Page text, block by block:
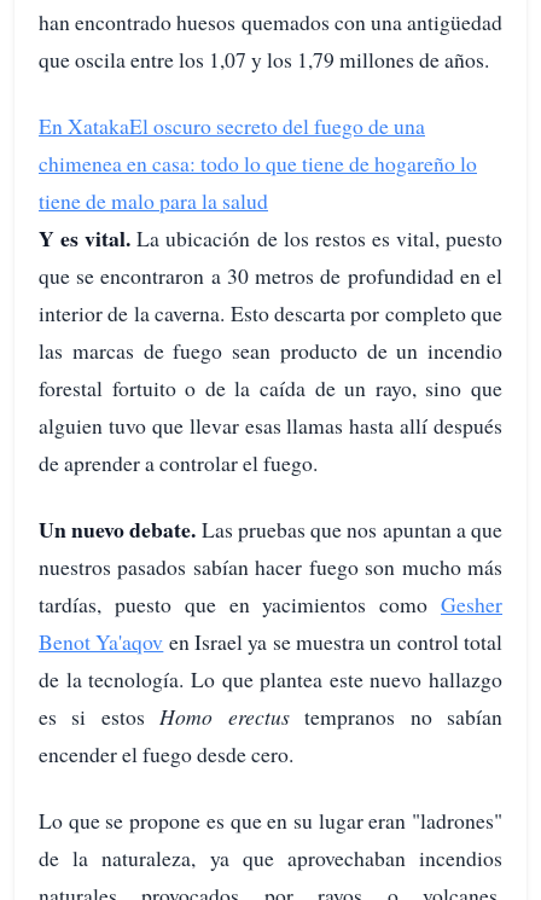
han encontrado huesos quemados con una antigüedad
que oscila entre los 1,07 y los 1,79 millones de años.
En XatakaEl oscuro secreto del fuego de una
chimenea en casa: todo lo que tiene de hogareño lo
tiene de malo para la salud
Y es vital.La ubicación de los restos es vital, puesto
que se encontraron a 30 metros de profundidad en el
interior de la caverna. Esto descarta por completo que
las marcas de fuego sean producto de un incendio
forestal fortuito o de la caída de un rayo, sino que
alguien tuvo que llevar esas llamas hasta allí después
de aprender a controlar el fuego.
Un nuevo debate. Las pruebas que nos apuntan a que
nuestros pasados sabían hacer fuego son mucho más
tardías, puesto que en yacimientos como Gesher
Benot Ya'aqov en Israel ya se muestra un control total
de la tecnología. Lo que plantea este nuevo hallazgo
es si estosHomo erectustempranos no sabían
encender el fuego desde cero.
Lo que se propone es que en su lugar eran "ladrones"
de la naturaleza, ya que aprovechaban incendios